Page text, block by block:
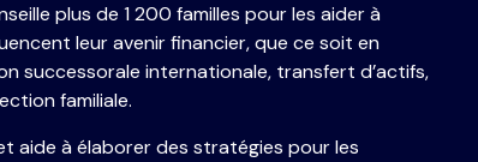
plus de 1 200 familles pour les aider à
leur avenir financier, que ce soit en
successorale internationale, transfert d’actifs,
familiale.
aide à élaborer des stratégies pour les